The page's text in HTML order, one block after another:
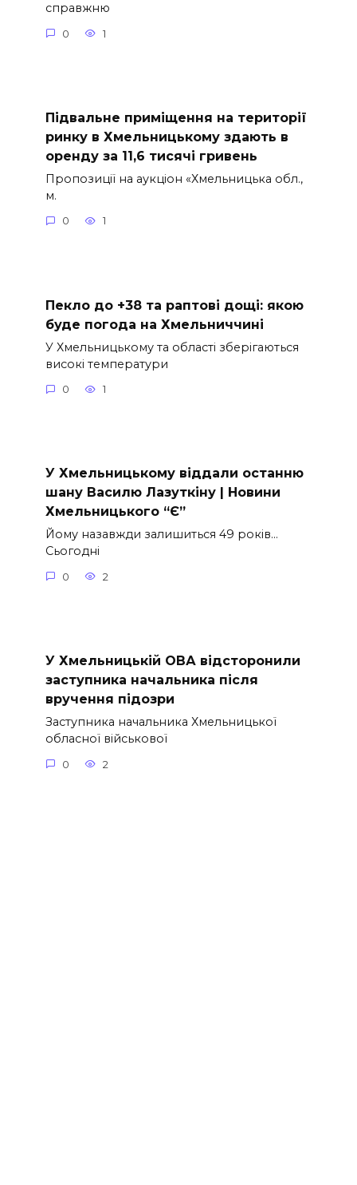
справжню
0 1
Підвальне приміщення на території
ринку в Хмельницькому здають в
оренду за 11,6 тисячі гривень
Пропозиції на аукціон «Хмельницька обл.,
м.
0 1
Пекло до +38 та раптові дощі: якою
буде погода на Хмельниччині
У Хмельницькому та області зберігаються
високі температури
0 1
У Хмельницькому віддали останню
шану Василю Лазуткіну | Новини
Хмельницького “Є”
Йому назавжди залишиться 49 років…
Сьогодні
0 2
У Хмельницькій ОВА відсторонили
заступника начальника після
вручення підозри
Заступника начальника Хмельницької
обласної військової
0 2